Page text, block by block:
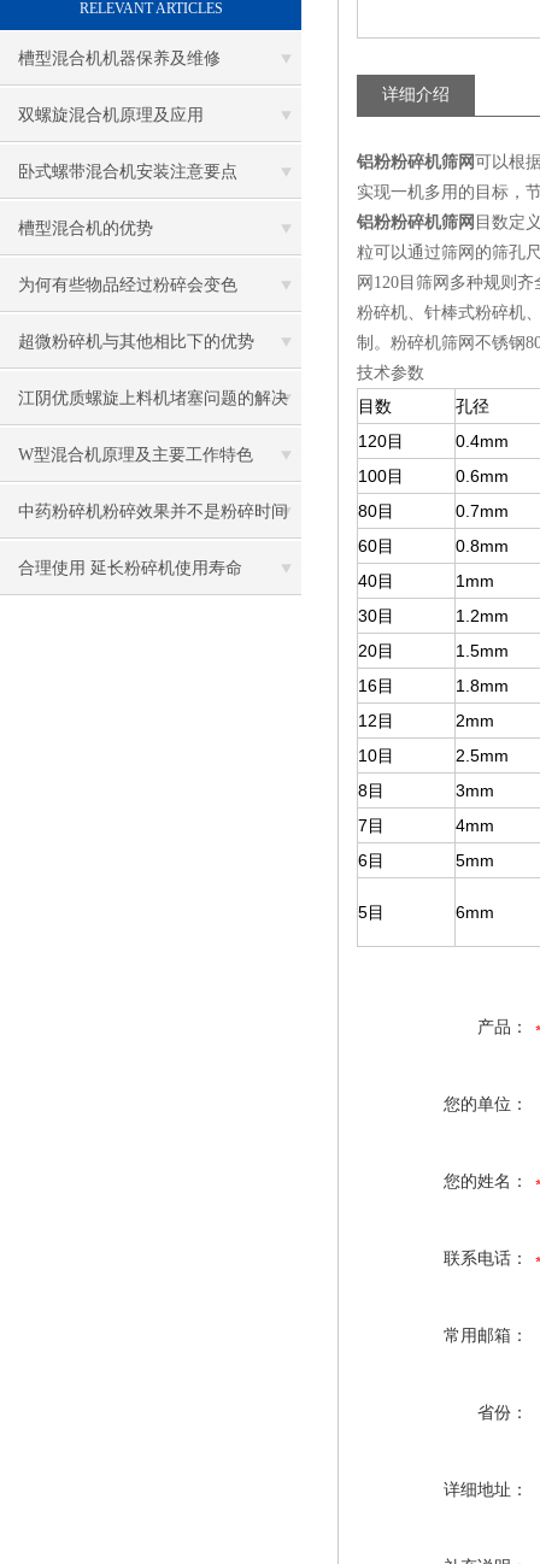
RELEVANT ARTICLES
槽型混合机机器保养及维修
双螺旋混合机原理及应用
卧式螺带混合机安装注意要点
槽型混合机的优势
为何有些物品经过粉碎会变色
超微粉碎机与其他相比下的优势
江阴优质螺旋上料机堵塞问题的解决
策略
W型混合机原理及主要工作特色
中药粉碎机粉碎效果并不是粉碎时间
越长越好
合理使用 延长粉碎机使用寿命
详细介绍
铝粉粉碎机筛网可以根
实现一机多用的目标，
铝粉粉碎机筛网 目数定
粒可以通过筛网的筛孔
网120目筛网多种规则
粉碎机、针棒式粉碎机
制。粉碎机筛网不锈钢
技术参数
目数
孔径
120目
0.4mm
100目
0.6mm
80目
0.7mm
60目
0.8mm
40目
1mm
30目
1.2mm
20目
1.5mm
16目
1.8mm
12目
2mm
10目
2.5mm
8目
3mm
7目
4mm
6目
5mm
5目 6mm
产品：
您的单位：
您的姓名：
联系电话：
常用邮箱：
省份：
详细地址：